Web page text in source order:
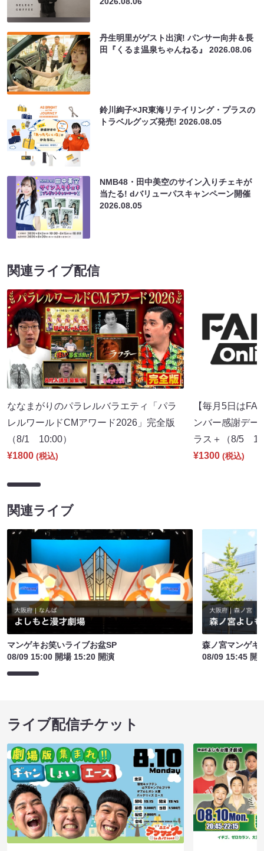
丹生明里がゲスト出演! パンサー向井＆長
田『くるま温泉ちゃんねる』2026.08.06
鈴川絢子×JR東海リテイリング・プラスの
トラベルグッズ発売!2026.08.05
NMB48・田中美空のサイン入りチェキが
当たる! dバリューパスキャンペーン開催
2026.08.05
関連ライブ配信
ななまがりのパラレルバラエティ「パラ
レルワールドCMアワード2026」完全版
（8/1 10:00）
¥1800 (税込)
【毎月5日は
ンバー感謝デー
ラス＋（8/5
¥1300 (税込)
関連ライブ
マンゲキお笑いライブお盆SP
08/09 15:00 開場 15:20 開演
森ノ宮マンゲキ
08/09 15:45 開
ライブ配信チケット